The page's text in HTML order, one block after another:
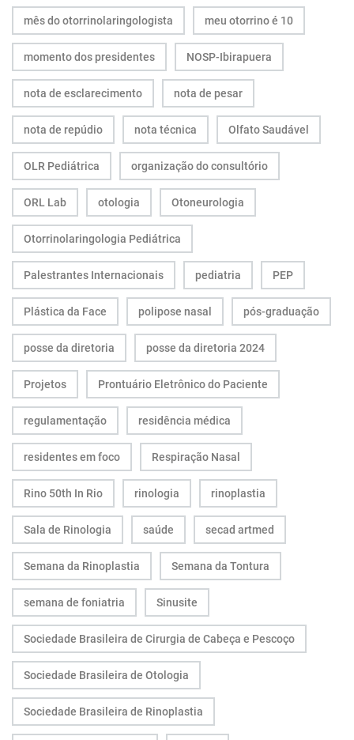
mês do otorrinolaringologista meu otorrino é 10
momento dos presidentes NOSP-Ibirapuera
nota de esclarecimento nota de pesar
nota de repúdio nota técnica Olfato Saudável
OLR Pediátrica organização do consultório
ORL Lab otologia Otoneurologia
Otorrinolaringologia Pediátrica
Palestrantes Internacionais pediatria PEP
Plástica da Face polipose nasal pós-graduação
posse da diretoria posse da diretoria 2024
Projetos Prontuário Eletrônico do Paciente
regulamentação residência médica
residentes em foco Respiração Nasal
Rino 50th In Rio rinologia rinoplastia
Sala de Rinologia saúde secad artmed
Semana da Rinoplastia Semana da Tontura
semana de foniatria Sinusite
Sociedade Brasileira de Cirurgia de Cabeça e Pescoço
Sociedade Brasileira de Otologia
Sociedade Brasileira de Rinoplastia